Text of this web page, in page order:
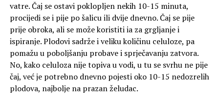
vatre. Čaj se ostavi poklopljen nekih 10-15 minuta,
procijedi se i pije po šalicu ili dvije dnevno. Čaj se pije
prije obroka, ali se može koristiti ia za grgljanje i
ispiranje. Plodovi sadrže i veliku količinu celuloze, pa
pomažu u poboljšanju probave i sprječavanju zatvora.
No, kako celuloza nije topiva u vodi, u tu se svrhu ne pije
čaj, već je potrebno dnevno pojesti oko 10-15 nedozrelih
plodova, najbolje na prazan želudac.